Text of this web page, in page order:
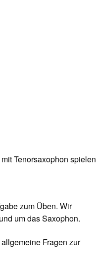
Tenorsaxophon spielen
zum Üben. Wir
um das Saxophon.
Fragen zur